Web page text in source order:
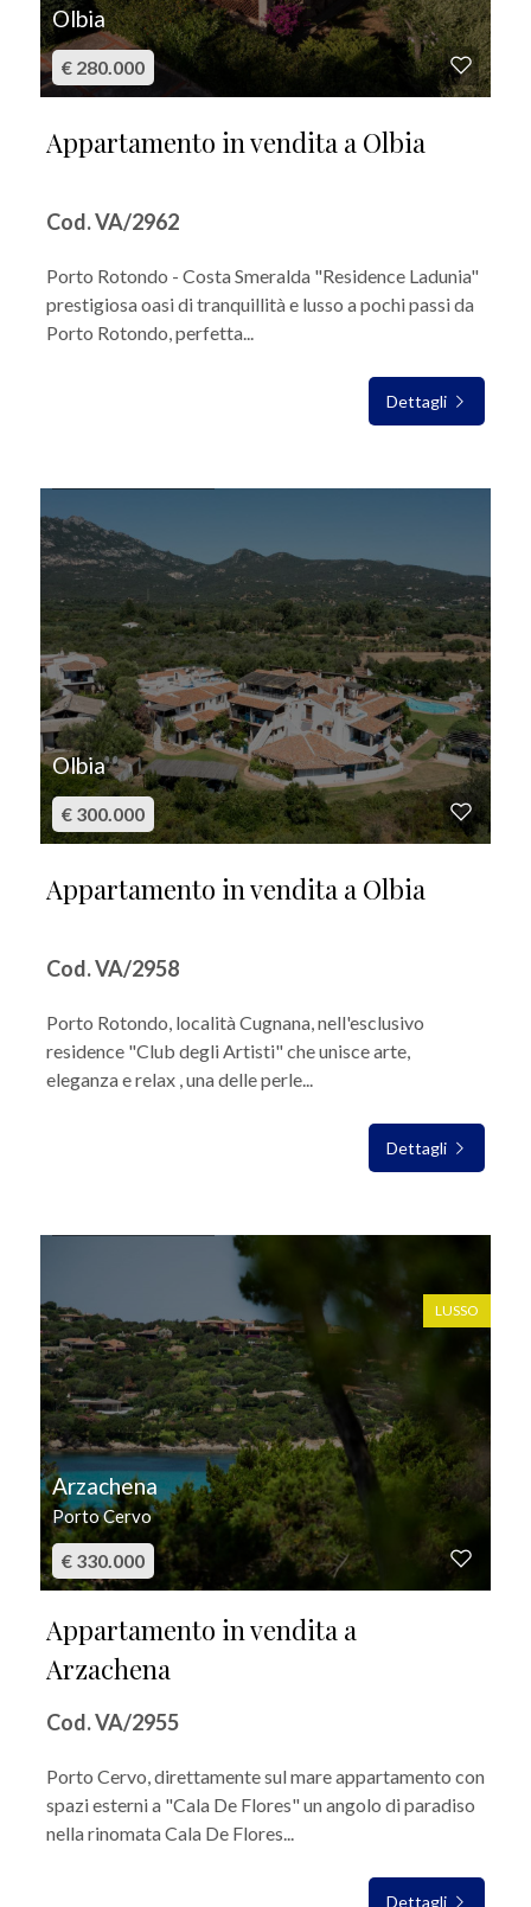
Olbia
€ 280.000
Appartamento in vendita a Olbia
Cod. VA/2962
Porto Rotondo - Costa Smeralda "Residence Ladunia"
prestigiosa oasi di tranquillità e lusso a pochi passi da
Porto Rotondo, perfetta...
Dettagli
Olbia
€ 300.000
Appartamento in vendita a Olbia
Cod. VA/2958
Porto Rotondo, località Cugnana, nell'esclusivo
residence "Club degli Artisti" che unisce arte,
eleganza e relax , una delle perle...
Dettagli
LUSSO
Arzachena
Porto Cervo
€ 330.000
Appartamento in vendita a
Arzachena
Cod. VA/2955
Porto Cervo, direttamente sul mare appartamento con
spazi esterni a "Cala De Flores" un angolo di paradiso
nella rinomata Cala De Flores...
Dettagli